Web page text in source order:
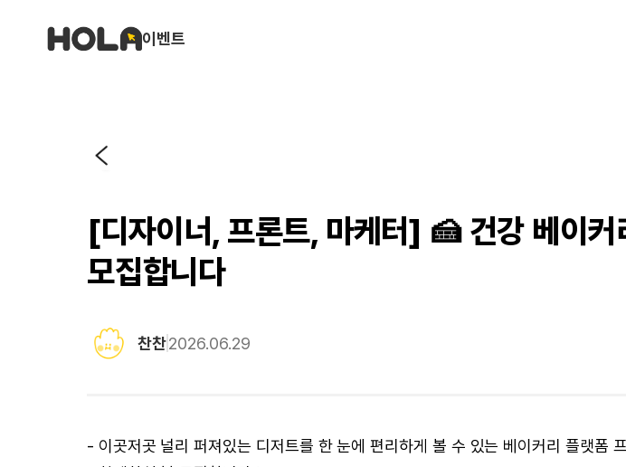
이벤트
[디자이너, 프론트, 마케터] 🍰 건강 베이커
모집합니다
찬찬2026.06.29
- 이곳저곳 널리 퍼져있는 디저트를 한 눈에 편리하게 볼 수 있는 베이커리 플랫폼